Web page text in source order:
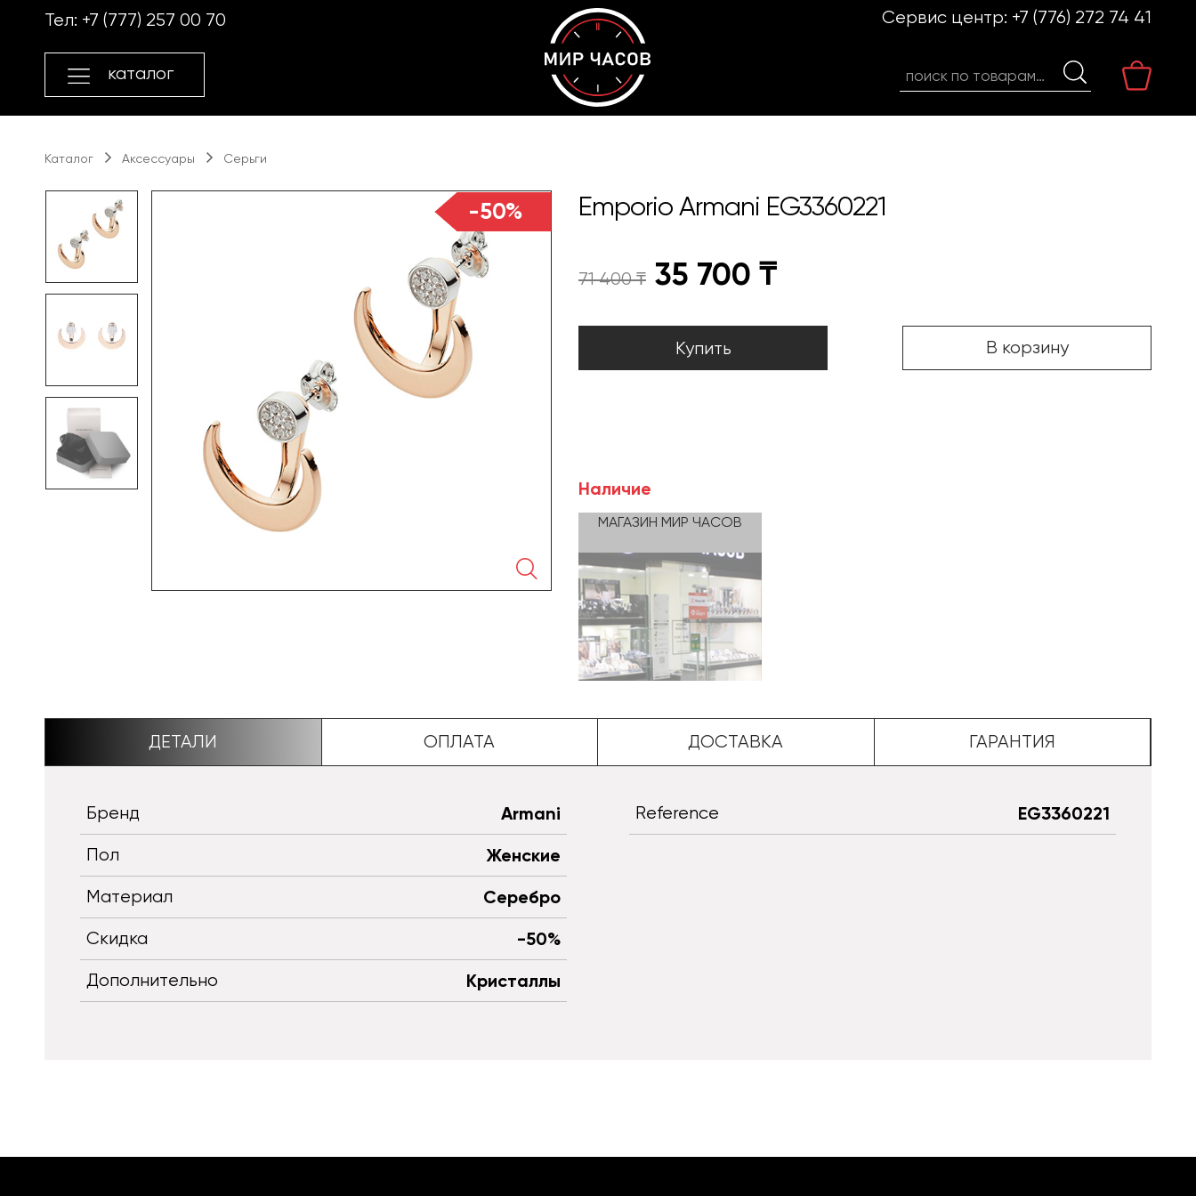
Перейти
навигации
Перейти
содержимому
Тел: +7 (777) 257 00 70
каталог
Сервис центр: +7 (776) 272 74 41
Каталог Аксессуары Серьги
-50% Emporio Armani EG3360221
71 400₸ 35 700 ₸
Купить В корзину
Наличие
МАГАЗИН МИР ЧАСОВ
ДЕТАЛИ ОПЛАТА ДОСТАВКА ГАРАНТИЯ
Бренд Armani
Пол Женские
Материал Серебро
Скидка -50%
Дополнительно Кристаллы
Reference EG3360221